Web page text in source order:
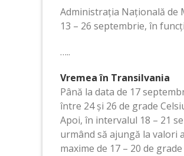
Administrația Națională de
13 – 26 septembrie, în
…..
Vremea în Transilvania
Până la data de 17
între 24 și 26 de grade
Apoi, în intervalul 18 – 21
urmând să ajungă la valori
maxime de 17 – 20 de